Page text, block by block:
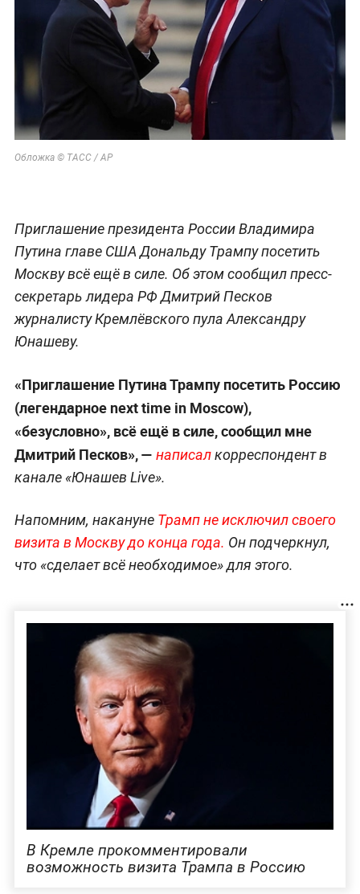
Обложка © ТАСС / AP
Приглашение президента России Владимира
Путина главе США Дональду Трампу посетить
Москву всё ещё в силе. Об этом сообщил пресс-
секретарь лидера РФ Дмитрий Песков
журналисту Кремлёвского пула Александру
Юнашеву.
«Приглашение Путина Трампу посетить Россию
(легендарное next time in Moscow),
«безусловно», всё ещё в силе, сообщил мне
Дмитрий Песков», — написалкорреспондент в
канале «Юнашев Live».
Напомним, накануне Трамп не исключил своего
визита в Москву до конца года. Он подчеркнул,
что «сделает всё необходимое» для этого.
В Кремле прокомментировали
возможность визита Трампа в Россию